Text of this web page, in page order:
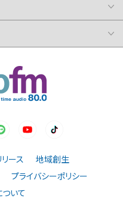
ース
地域創生
プライバシーポリシー
いて